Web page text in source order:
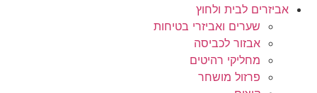
אביזרים לבית ולחוץ
שערים ואביזרי בטיחות
אבזור לכביסה
מחליקי רהיטים
פרזול מושחר